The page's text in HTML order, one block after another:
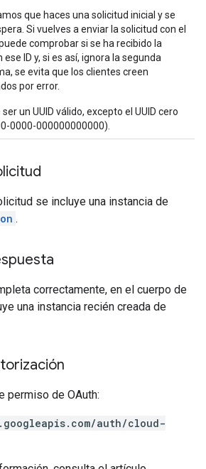
que haces una solicitud inicial y se
Si vuelves a enviar la solicitud con el
comprobar si se ha recibido la
ID y, si es así, ignora la segunda
se evita que los clientes creen
por error.
un UUID válido, excepto el UUID cero
0000-000000000000).
se incluye una instancia de
.
correctamente, en el cuerpo de
una instancia recién creada de
permiso de OAuth:
auth/cloud-